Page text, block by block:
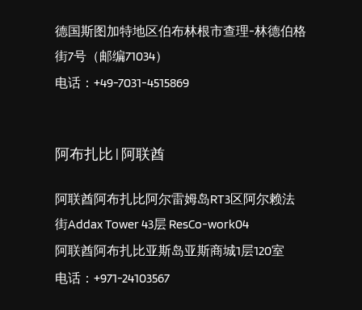
德国斯图加特地区伯布林根市查理-林德伯格
街7号（邮编71034）
电话：+49-7031-4515869
阿布扎比 | 阿联酋
阿联酋阿布扎比阿尔雷姆岛RT3区阿尔赖法
街Addax Tower 43层 ResCo-work04
阿联酋阿布扎比亚斯岛亚斯商城1层120室
电话：+971-24103567